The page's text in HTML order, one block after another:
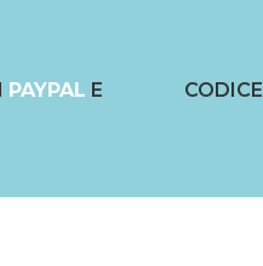
PAYPAL E
CODICE